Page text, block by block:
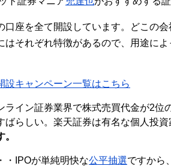
口座を全て開設しています。どこの
はそれぞれ特徴があるので、用途に
設キャンペーン一覧はこちら
ライン証券業界で株式売買代金が2位
ばらしい。楽天証券は有名な個人投資
・IPOが単純明快な公平抽選ですから